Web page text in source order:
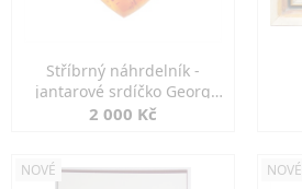
Stříbrný náhrdelník -
jantarové srdíčko Georg
Kramer
2 000 Kč
NOVÉ NOVÉ